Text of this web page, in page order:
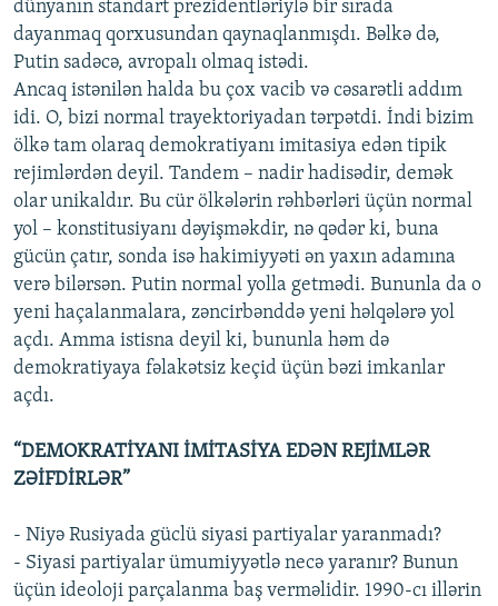
dünyanın standart prezidentləriylə bir sırada
dayanmaq qorxusundan qaynaqlanmışdı. Bəlkə də,
Putin sadəcə, avropalı olmaq istədi.
Ancaq istənilən halda bu çox vacib və cəsarətli addım
idi. O, bizi normal trayektoriyadan tərpətdi. İndi bizim
ölkə tam olaraq demokratiyanı imitasiya edən tipik
rejimlərdən deyil. Tandem – nadir hadisədir, demək
olar unikaldır. Bu cür ölkələrin rəhbərləri üçün normal
yol – konstitusiyanı dəyişməkdir, nə qədər ki, buna
gücün çatır, sonda isə hakimiyyəti ən yaxın adamına
verə bilərsən. Putin normal yolla getmədi. Bununla da o
yeni haçalanmalara, zəncirbənddə yeni həlqələrə yol
açdı. Amma istisna deyil ki, bununla həm də
demokratiyaya fəlakətsiz keçid üçün bəzi imkanlar
açdı.
“DEMOKRATİYANI İMİTASİYA EDƏN REJİMLƏR
ZƏİFDİRLƏR”
- Niyə Rusiyada güclü siyasi partiyalar yaranmadı?
- Siyasi partiyalar ümumiyyətlə necə yaranır? Bunun
üçün ideoloji parçalanma baş verməlidir. 1990-cı illərin